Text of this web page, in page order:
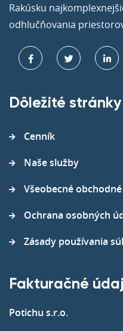
Rakúsku
odhlučňovania
Dôležité stránky
Cenník
Naše služby
Všeobecné
Ochrana osobných
Zásady používania
Fakturačné
Potichu s.r.o.